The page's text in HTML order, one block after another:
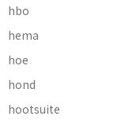
hbo
hema
hoe
hond
hootsuite